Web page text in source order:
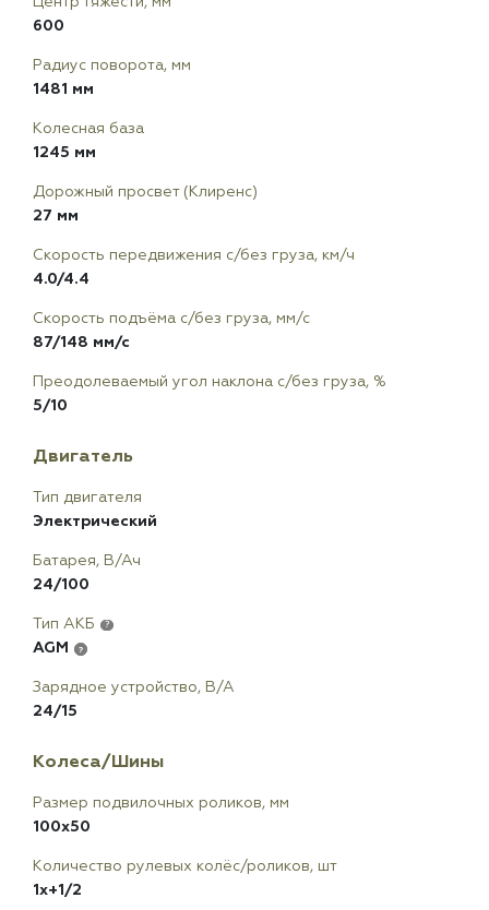
600
Радиус поворота, мм
1481 мм
Колесная база
1245 мм
Дорожный просвет (Клиренс)
27 мм
Скорость передвижения с/без груза, км/ч
4.0/4.4
Скорость подъёма с/без груза, мм/с
87/148 мм/с
Преодолеваемый угол наклона с/без груза, %
5/10
Двигатель
Тип двигателя
Электрический
Батарея, В/Ач
24/100
Тип АКБ ?
AGM ?
Зарядное устройство, В/А
24/15
Колеса/Шины
Размер подвилочных роликов, мм
100x50
Количество рулевых колёс/роликов, шт
1x+1/2